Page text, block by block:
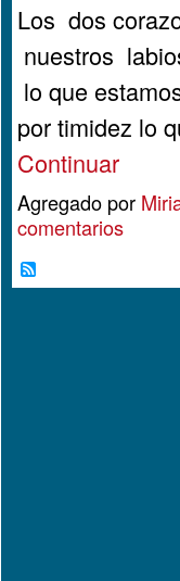
Los dos
nuestros
lo que
por timidez lo
Continuar
Agregado por
comentarios